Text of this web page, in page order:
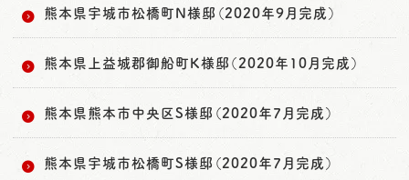
熊本県宇城市松橋町N様邸（2020年9月完成）
熊本県上益城郡御船町K様邸（2020年10月完成）
熊本県熊本市中央区S様邸（2020年7月完成）
熊本県宇城市松橋町S様邸（2020年7月完成）